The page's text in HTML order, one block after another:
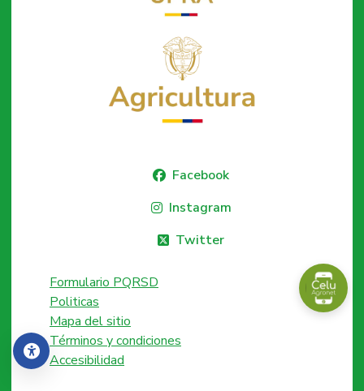
Accesibilidad
Facebook
Instagram
Twitter
Formulario PQRSD
Politicas
Mapa del sitio
Términos y condiciones
Accesibilidad